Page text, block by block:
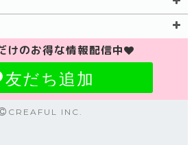
けのお得な情報配信中
友だち追加
CREAFUL INC.